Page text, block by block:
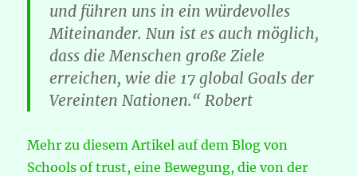
und führen uns in ein würdevolles
Miteinander. Nun ist es auch möglich,
dass die Menschen große Ziele
erreichen, wie die 17 global Goals der
Vereinten Nationen.“ Robert
Mehr zu diesem Artikel auf dem Blog von
Schools of trust, eine Bewegung, die von der